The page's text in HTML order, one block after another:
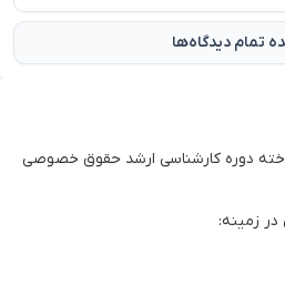
تمام دیدگاه‌ها
دوره کارشناسی ارشد حقوق خصوصی
زمینه: